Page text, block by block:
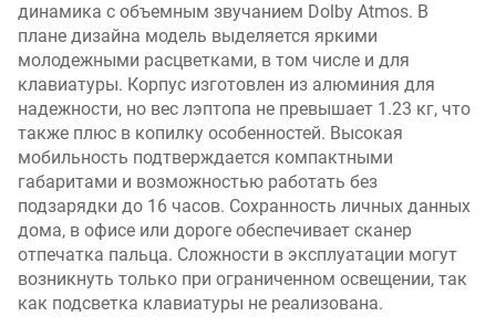
динамика с объемным звучанием Dolby Atmos. В
плане дизайна модель выделяется яркими
молодежными расцветками, в том числе и для
клавиатуры. Корпус изготовлен из алюминия для
надежности, но вес лэптопа не превышает 1.23 кг, что
также плюс в копилку особенностей. Высокая
мобильность подтверждается компактными
габаритами и возможностью работать без
подзарядки до 16 часов. Сохранность личных данных
дома, в офисе или дороге обеспечивает сканер
отпечатка пальца. Сложности в эксплуатации могут
возникнуть только при ограниченном освещении, так
как подсветка клавиатуры не реализована.